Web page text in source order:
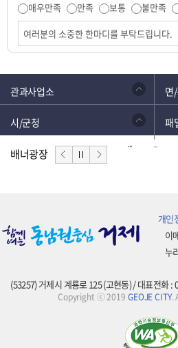
매우만족
만족 보통 불만족
관과사업소 면
시/군청 패
배너광장
개인
이
누
(53257) 거제시 계룡로 125 (고현동) / 대표전화
Copyright ⓒ 2019 GEOJE CITY.